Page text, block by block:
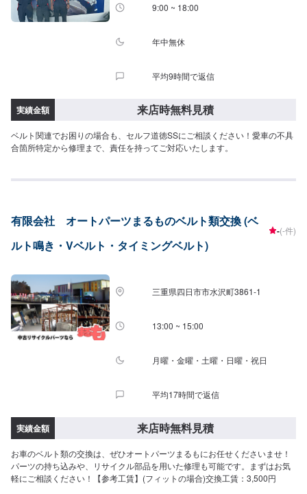
9:00 ~ 18:00
年中無休
平均9時間で返信
実績金額 来店時無料見積
ベルト関連でお困りの場合も、セルフ道徳SSにご相談ください！愛車の不具
合箇所特定から修理まで、責任を持ってご対応いたします。
有限会社 オートパーツまるものベルト類交換 (ベ
ルト鳴き・Vベルト・タイミングベルト)
-(-件)
三重県四日市市水沢町3861-1
13:00 ~ 15:00
月曜・金曜・土曜・日曜・祝日
平均17時間で返信
実績金額 来店時無料見積
お車のベルト類の交換は、ぜひオートパーツまるもにお任せくださいませ！
パーツの持ち込みや、リサイクル部品を用いた修理も可能です。まずはお気
軽にご相談ください！【参考工賃】(フィットの場合)交換工賃：3,500円